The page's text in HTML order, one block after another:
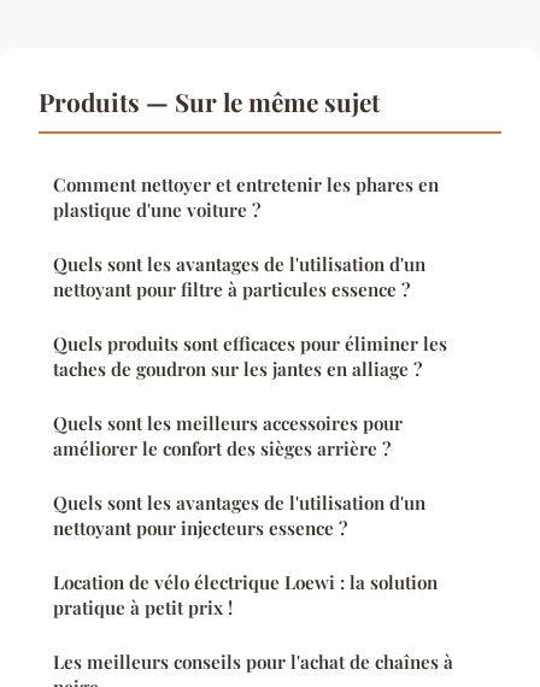
Produits — Sur le même sujet
Comment nettoyer et entretenir les phares en
plastique d'une voiture ?
Quels sont les avantages de l'utilisation d'un
nettoyant pour filtre à particules essence ?
Quels produits sont efficaces pour éliminer les
taches de goudron sur les jantes en alliage ?
Quels sont les meilleurs accessoires pour
améliorer le confort des sièges arrière ?
Quels sont les avantages de l'utilisation d'un
nettoyant pour injecteurs essence ?
Location de vélo électrique Loewi : la solution
pratique à petit prix !
Les meilleurs conseils pour l'achat de chaînes à